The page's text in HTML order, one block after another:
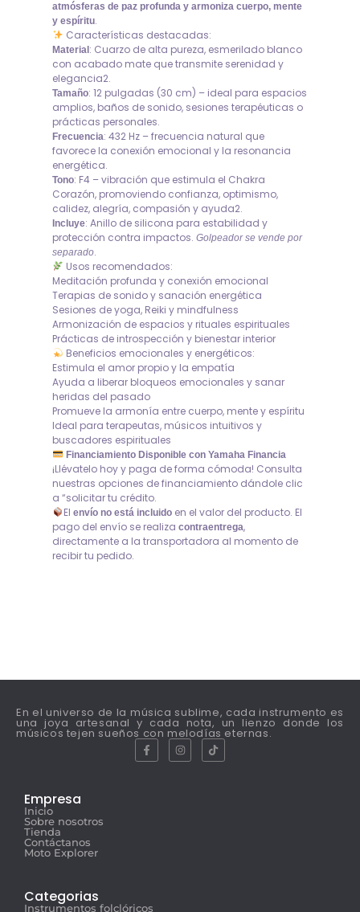
atmósferas de paz profunda y armoniza cuerpo, mente
y espíritu.
Características destacadas:
Material : Cuarzo de alta pureza, esmerilado blanco
con acabado mate que transmite serenidad y
elegancia2.
Tamaño: 12 pulgadas (30 cm) – ideal para espacios
amplios, baños de sonido, sesiones terapéuticas o
prácticas personales.
Frecuencia: 432 Hz – frecuencia natural que
favorece la conexión emocional y la resonancia
energética.
Tono: F4 – vibración que estimula el Chakra
Corazón, promoviendo confianza, optimismo,
calidez, alegría, compasión y ayuda2.
Incluye: Anillo de silicona para estabilidad y
protección contra impactos. Golpeador se vende por
separado.
Usos recomendados:
Meditación profunda y conexión emocional
Terapias de sonido y sanación energética
Sesiones de yoga, Reiki y mindfulness
Armonización de espacios y rituales espirituales
Prácticas de introspección y bienestar interior
Beneficios emocionales y energéticos:
Estimula el amor propio y la empatía
Ayuda a liberar bloqueos emocionales y sanar
heridas del pasado
Promueve la armonía entre cuerpo, mente y espíritu
Ideal para terapeutas, músicos intuitivos y
buscadores espirituales
Financiamiento Disponible con Yamaha Financia
¡Llévatelo hoy y paga de forma cómoda! Consulta
nuestras opciones de financiamiento dándole clic
a “solicitar tu crédito.
El envío no está incluidoen el valor del producto. El
pago del envío se realiza contraentrega,
directamente a la transportadora al momento de
recibir tu pedido.
En el universo de la música sublime, cada instrumento es
una joya artesanal y cada nota, un lienzo donde los
músicos tejen sueños con melodías eternas.
Empresa
Inicio
Sobre nosotros
Tienda
Contáctanos
Moto Explorer
Categorias
Instrumentos folclóricos